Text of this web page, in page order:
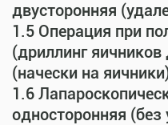
двусторонняя
1.5 Операция при
(дриллинг яичников
(начески на
1.6
односторонняя (без